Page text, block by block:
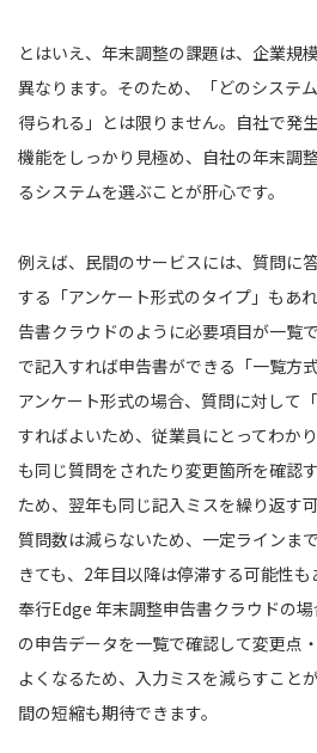
とはいえ、年末調整の課題は、企業規
異なります。そのため、「どのシステ
得られる」とは限りません。自社で発
機能をしっかり見極め、自社の年末調
るシステムを選ぶことが肝心です。
例えば、民間のサービスには、質問に
する「アンケート形式のタイプ」もあ
告書クラウドのように必要項目が一覧
で記入すれば申告書ができる「一覧方
アンケート形式の場合、質問に対して
すればよいため、従業員にとってわか
も同じ質問をされたり変更箇所を確認
ため、翌年も同じ記入ミスを繰り返す
質問数は減らないため、一定ラインま
きても、2年目以降は停滞する可能性も
奉行Edge 年末調整申告書クラウドの
の申告データを一覧で確認して変更点
よくなるため、入力ミスを減らすこと
間の短縮も期待できます。